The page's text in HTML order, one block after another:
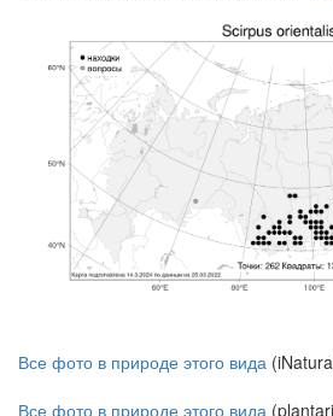
Все фото в природе этого вида
Все фото в природе этого вида